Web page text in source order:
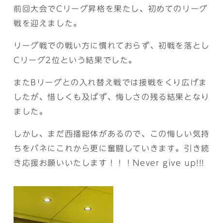
前回大会でCリーグ昇格を果たし、初めてのリーグ
戦を迎えました。
リーグ戦での戦い方に慣れておらず、初戦を落とし
Cリーグ2位という結果でした。
またBリーグとの入れ替え戦では接戦をくり広げま
したが、惜しくも及ばず、悔しさの残る結果となり
ました。
しかし、まだ西播総体があるので、この悔しい気持
ちをバネにこれから更に奮闘していきます。引き続
き応援お願いいたします！！！Never give up!!!